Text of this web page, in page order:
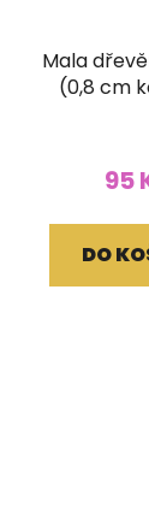
Mala
(0,8 cm
95
DO